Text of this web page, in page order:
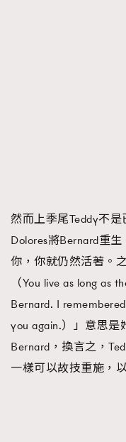
然而上季尾Teddy不
Dolores將Bernard重
你，你就仍然活著。
（You live as long as
Bernard. I
you again.）」意思是
Bernard，換言之，
一樣可以故技重施，